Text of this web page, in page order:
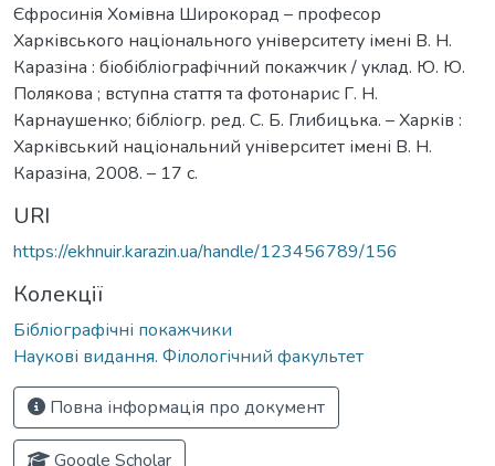
Єфросинія Хомівна Широкорад – професор
Харківського національного університету імені В. Н.
Каразіна : біобібліографічний покажчик / уклад. Ю. Ю.
Полякова ; вступна стаття та фотонарис Г. Н.
Карнаушенко; бібліогр. ред. С. Б. Глибицька. – Харків :
Харківський національний університет імені В. Н.
Каразіна, 2008. – 17 с.
URI
https://ekhnuir.karazin.ua/handle/123456789/156
Колекції
Бібліографічні покажчики
Наукові видання. Філологічний факультет
Повна інформація про документ
Google Scholar